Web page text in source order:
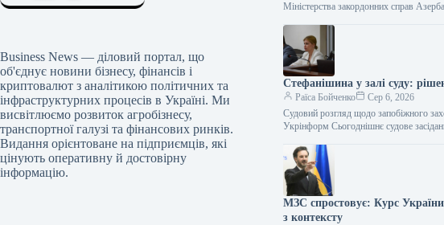
Business News — діловий портал, що
об'єднує новини бізнесу, фінансів і
криптовалют з аналітикою політичних та
інфраструктурних процесів в Україні. Ми
висвітлюємо розвиток агробізнесу,
транспортної галузі та фінансових ринків.
Видання орієнтоване на підприємців, які
цінують оперативну й достовірну
інформацію.
Міністерства закордонних справ
Стефанішина у залі суду:
Раїса Бойченко
Сер 6, 2026
Судовий розгляд щодо запобіжного
Укрінформ Сьогоднішнє судове
МЗС спростовує: Курс
з контексту